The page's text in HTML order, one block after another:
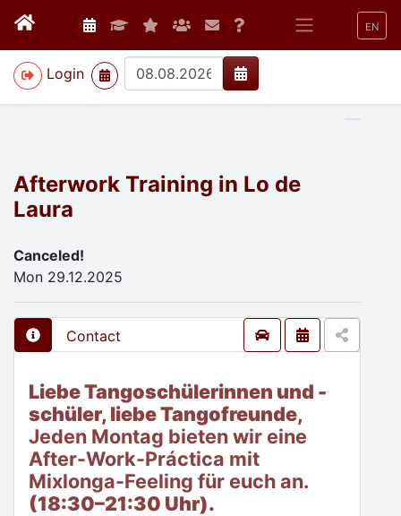
EN
Login
>
Afterwork Training in Lo de
Laura
Canceled!
Mon 29.12.2025
Contact
Liebe Tangoschülerinnen und -
schüler, liebe Tangofreunde,
Jeden Montag bieten wir eine
After-Work-Práctica mit
Mixlonga-Feeling für euch an.
(18:30–21:30 Uhr).